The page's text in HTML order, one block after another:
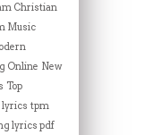
Christian
Music
Online New
Top
lyrics tpm
lyrics pdf